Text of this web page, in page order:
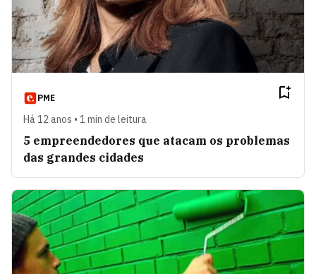
PME
Há 12 anos • 1 min de leitura
5 empreendedores que atacam os problemas
das grandes cidades